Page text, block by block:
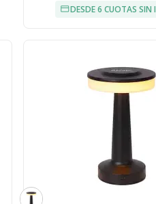
DESDE 6 CUOTAS SIN